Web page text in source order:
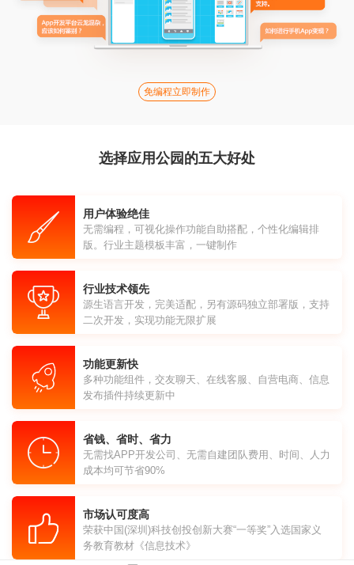
免编程立即制作
选择应用公园的五大好处
用户体验绝佳
无需编程，可视化操作功能自助搭配，个性化编辑排
版。行业主题模板丰富，一键制作
行业技术领先
源生语言开发，完美适配，另有源码独立部署版，支持
二次开发，实现功能无限扩展
功能更新快
多种功能组件，交友聊天、在线客服、自营电商、信息
发布插件持续更新中
省钱、省时、省力
无需找APP开发公司、无需自建团队费用、时间、人力
成本均可节省90%
市场认可度高
荣获中国(深圳)科技创投创新大赛“一等奖”入选国家义
务教育教材《信息技术》